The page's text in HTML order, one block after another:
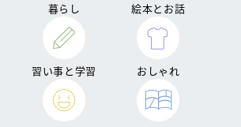
暮らし 絵本とお話
習い事と学習 おしゃれ